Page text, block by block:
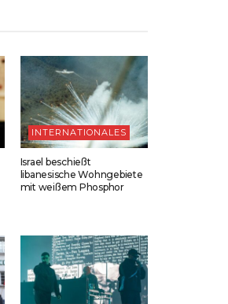
INTERNATIONALES
Israel beschießt
libanesische Wohngebiete
mit weißem Phosphor